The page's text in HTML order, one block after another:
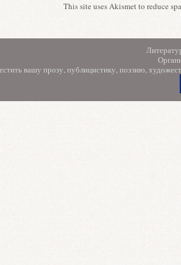
This site uses Akismet to reduce
вашу прозу, публицистику, поэзию,